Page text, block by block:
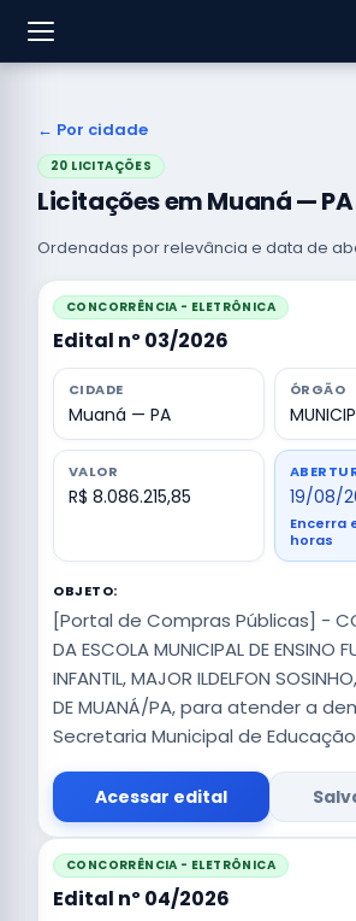
← Por cidade
20 LICITAÇÕES
Licitações em Muaná — PA
Ordenadas por relevância e data de
CONCORRÊNCIA - ELETRÔNICA
Edital nº 03/2026
CIDADE
Muaná — PA
ÓRGÃO
VALOR
R$ 8.086.215,85 19/08/
Encerra
horas
OBJETO:
[Portal de Compras Públicas] -
DA ESCOLA MUNICIPAL DE ENSINO
INFANTIL, MAJOR ILDELFON
DE MUANÁ/PA, para atender a
Secretaria Municipal de Educação
Acessar edital
CONCORRÊNCIA - ELETRÔNICA
Edital nº 04/2026